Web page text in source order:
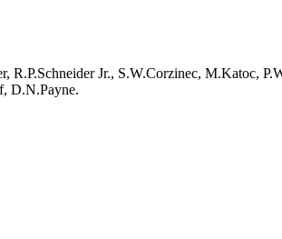
Jr., S.W.Corzinec, M.Katoc,
D.N.Payne.